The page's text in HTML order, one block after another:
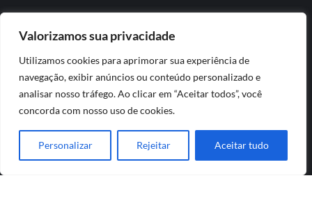
Valorizamos sua privacidade
Utilizamos cookies para aprimorar sua experiência de
navegação, exibir anúncios ou conteúdo personalizado e
analisar nosso tráfego. Ao clicar em “Aceitar todos”, você
concorda com nosso uso de cookies.
Personalizar Rejeitar Aceitar tudo